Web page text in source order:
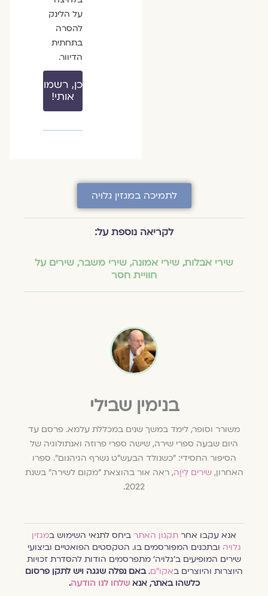
על הלינק
להסרה
בתחתית
הדיוור.
כן, רשמו
אותי!
לתמיכה במגזין גלויה
לקריאה נוספת על:
שירי אבלות,שירי אמונה,שירי משבר,שירים על
חוויית חסר
בנימין שבילי
משורר וסופר, לימד במשך שנים במכללת עלמא. פרסם עד
היום שבעה ספרי שירה, שישה ספרי פרוזה ואנתולוגיה של
הסיפור החסידי: "כשנולד הבעש"ט נשרף הגיהנום". ספרו
האחרון,שירים לְיֹוָה, ראה אור בהוצאת "מקום לשירה" בשנת
2022.
אנא עקבו אחרתקנון האתרביחס לתנאי השימוש ב מגזין
גלויהובתכנים המפורסמים בו. הטקסטים הפואטיים וביצועי
שירים המופיעים ב׳גלויה׳ מתפרסמים הודות להסדרת זכויות
היוצרות והיוצרים ב אקו״ם.באם נפלה שגגה ויש לתקן פרסום
כלשהו באתר, אנאשלחו לנו הודעה.